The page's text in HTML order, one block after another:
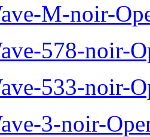
M-noir-
578-noir-
533-noir-
3-noir-